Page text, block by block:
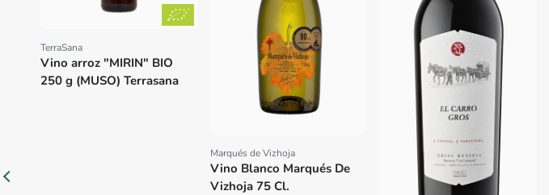
Proveedor:
TerraSana
Vino arroz "MIRIN" BIO
250 g (MUSO) Terrasana
Proveedor:
Marqués de Vizhoja
Vino Blanco Marqués De
Vizhoja 75 Cl.